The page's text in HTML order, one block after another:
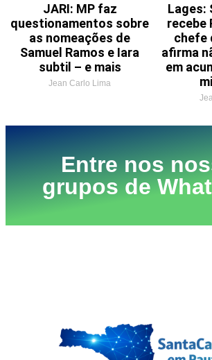
JARI: MP faz
questionamentos sobre
as nomeações de
Samuel Ramos e Iara
subtil – e mais
Jean Carlo Lima
Lages:
recebe
chefe
afirma
em
Entre nos
grupos de